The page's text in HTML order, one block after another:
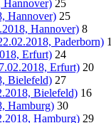
Hannover) 25
Hannover) 25
Hannover) 8
Paderborn)
Erfurt) 24
Erfurt) 20
Bielefeld) 27
Bielefeld) 16
Hamburg) 30
Hamburg) 29